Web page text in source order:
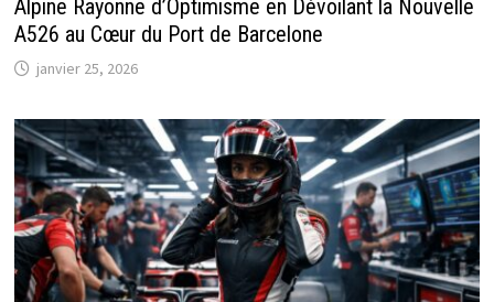
Alpine Rayonne d’Optimisme en Dévoilant la Nouvelle
A526 au Cœur du Port de Barcelone
janvier 25, 2026